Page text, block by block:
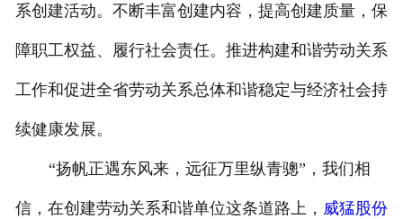
系创建活动。不断丰富创建内容，提高创建质量，保
障职工权益、履行社会责任。推进构建和谐劳动关系
工作和促进全省劳动关系总体和谐稳定与经济社会持
续健康发展。
“扬帆正遇东风来，远征万里纵青骢”，我们相
信，在创建劳动关系和谐单位这条道路上， 威猛股份